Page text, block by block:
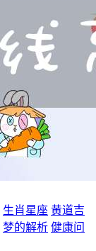
生肖星座 黄道吉
梦的解析 健康问